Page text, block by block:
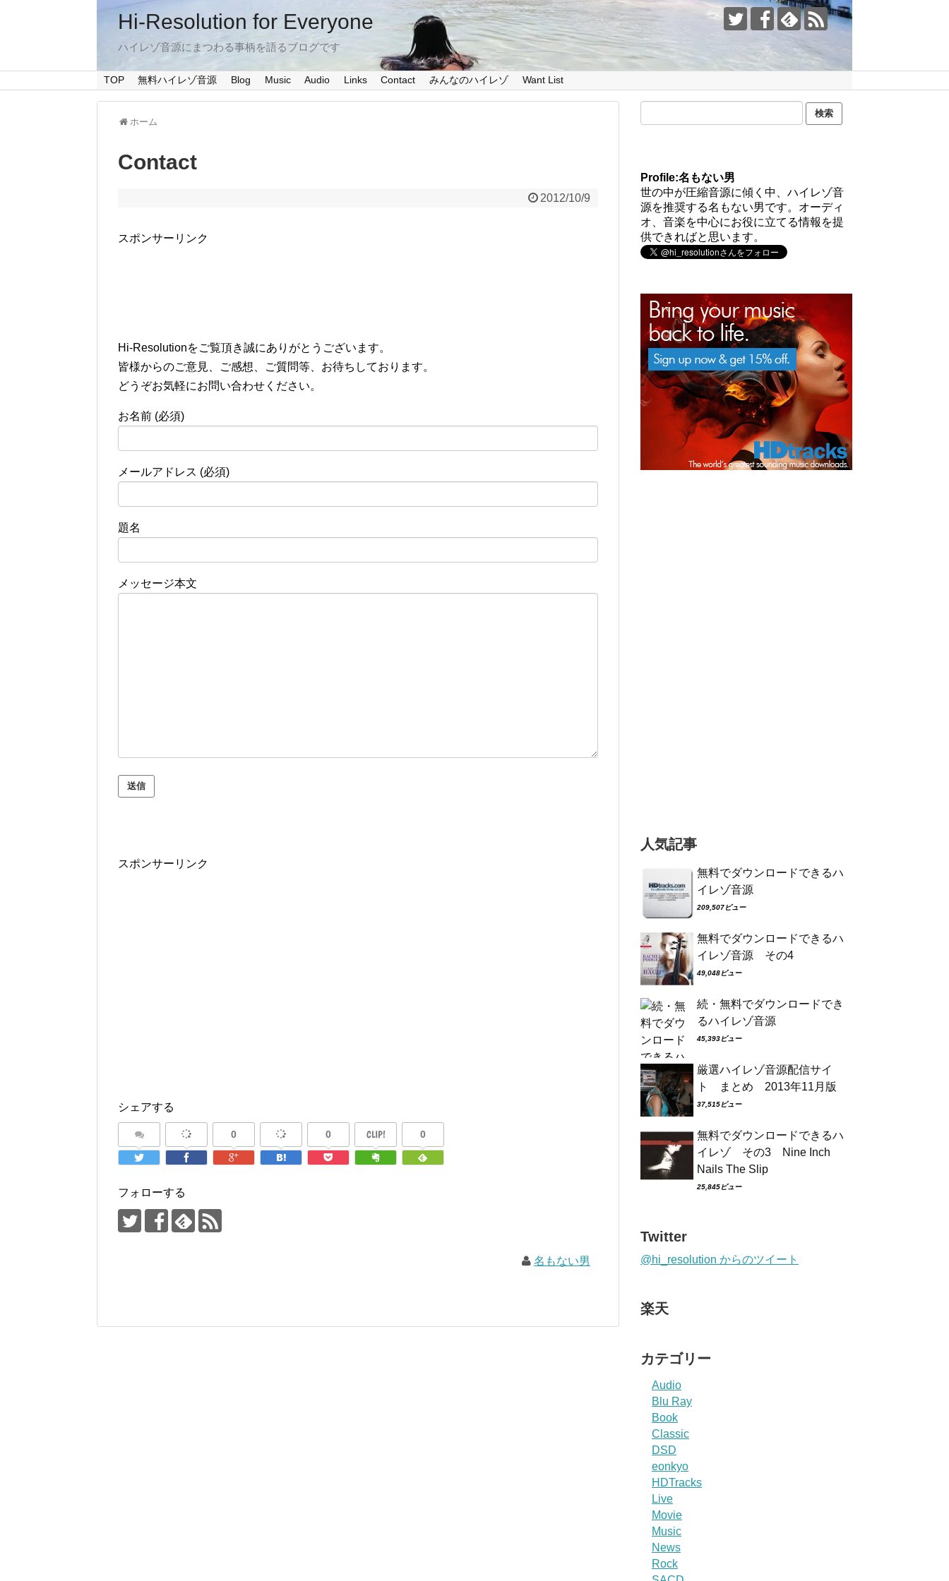
Hi-Resolution for Everyone
ハイレゾ音源にまつわる事柄を語るブログです
TOP 無料ハイレゾ音源 Blog Music Audio Links Contact みんなのハイレゾ Want List
ホーム
Contact
2012/10/9
スポンサーリンク
Hi-Resolutionをご覧頂き誠にありがとうございます。
皆様からのご意見、ご感想、ご質問等、お待ちしております。
どうぞお気軽にお問い合わせください。
お名前 (必須)
メールアドレス (必須)
題名
メッセージ本文
スポンサーリンク
シェアする
0 0 CLIP! 0
フォローする
名もない男
Profile:名もない男
世の中が圧縮音源に傾く中、ハイレゾ音
源を推奨する名もない男です。オーディ
オ、音楽を中心にお役に立てる情報を提
供できればと思います。
人気記事
無料でダウンロードできるハ
イレゾ音源
209,507ビュー
無料でダウンロードできるハ
イレゾ音源 その4
49,048ビュー
続・無料でダウンロードでき
るハイレゾ音源
45,393ビュー
厳選ハイレゾ音源配信サイ
ト まとめ 2013年11月版
37,515ビュー
無料でダウンロードできるハ
イレゾ その3 Nine Inch
Nails The Slip
25,845ビュー
Twitter
@hi_resolution からのツイート
楽天
カテゴリー
Audio
Blu Ray
Book
Classic
DSD
eonkyo
HDTracks
Live
Movie
Music
News
Rock